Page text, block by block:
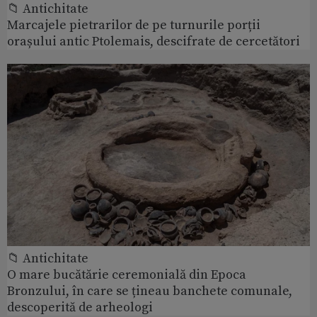
📁 Antichitate
Marcajele pietrarilor de pe turnurile porții
orașului antic Ptolemais, descifrate de cercetători
📁 Antichitate
O mare bucătărie ceremonială din Epoca
Bronzului, în care se țineau banchete comunale,
descoperită de arheologi